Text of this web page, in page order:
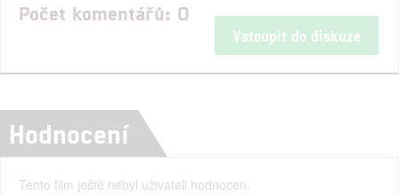
Počet komentářů: 0
Vstoupit do diskuze
Hodnocení
Tento film ještě nebyl uživateli hodnocen.